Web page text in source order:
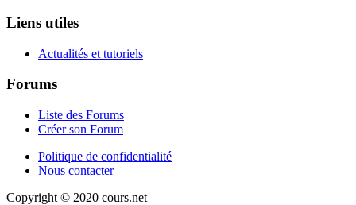
Liens utiles
Actualités et tutoriels
Forums
Liste des Forums
Créer son Forum
Politique de confidentialité
Nous contacter
Copyright © 2020 cours.net